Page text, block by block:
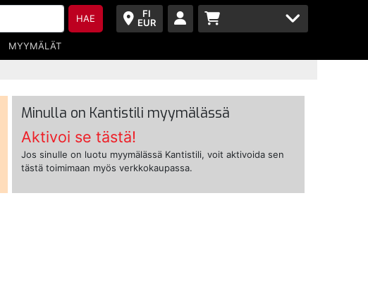
FI
EUR
HAE
MYYMÄLÄT
Minulla on Kantistili myymälässä
Aktivoi se tästä!
Jos sinulle on luotu myymälässä Kantistili, voit aktivoida sen
tästä toimimaan myös verkkokaupassa.